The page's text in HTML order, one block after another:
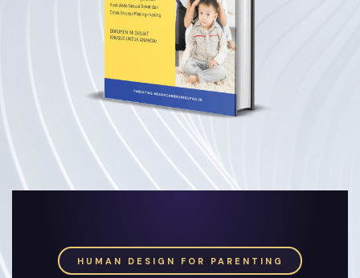
HUMAN DESIGN FOR PARENTING